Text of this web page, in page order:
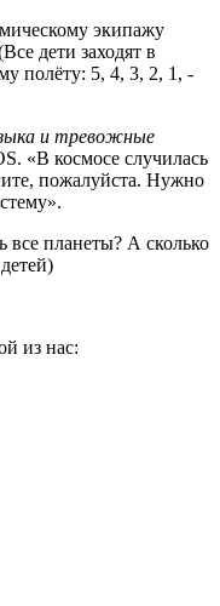
экипажу
дети заходят в
полёту: 5, 4, 3, 2, 1, -
и тревожные
«В космосе случилась
пожалуйста. Нужно
все планеты? А сколько
из нас: